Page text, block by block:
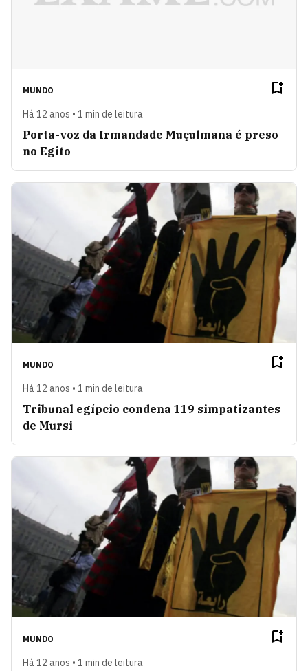
MUNDO
Há 12 anos • 1 min de leitura
Porta-voz da Irmandade Muçulmana é preso
no Egito
MUNDO
Há 12 anos • 1 min de leitura
Tribunal egípcio condena 119 simpatizantes
de Mursi
MUNDO
Há 12 anos • 1 min de leitura